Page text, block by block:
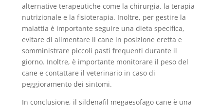
alternative terapeutiche come la chirurgia, la terapia
nutrizionale e la fisioterapia. Inoltre, per gestire la
malattia è importante seguire una dieta specifica,
evitare di alimentare il cane in posizione eretta e
somministrare piccoli pasti frequenti durante il
giorno. Inoltre, è importante monitorare il peso del
cane e contattare il veterinario in caso di
peggioramento dei sintomi.
In conclusione, il sildenafil megaesofago cane è una